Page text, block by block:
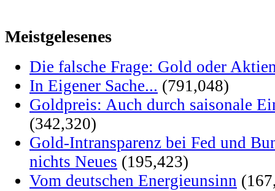
Meistgelesenes
Die falsche Frage: Gold oder
In Eigener Sache... (791,048)
Goldpreis: Auch durch saisonale
(342,320)
Gold-Intransparenz bei Fed und
nichts Neues (195,423)
Vom deutschen Energieunsinn